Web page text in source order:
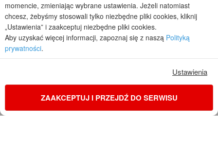
dostosowania ich do Państwa indywidualnych potrzeb korzystamy z
informacji zapisanych za pomocą plików cookies na urządzeniach
końcowych użytkowników. Pliki cookies użytkownik może kontrolować za
pomocą ustawień swojej przeglądarki internetowej. Dalsze korzystanie z
naszego serwisu internetowego, bez zmiany ustawień przeglądarki
internetowej oznacza, iż użytkownik akceptuje stosowanie plików cookies.
Więcej informacji zawartych jest w polityce prywatności.
Regulamin sklepu internetowego
momencie, zmieniając wybrane ustawienia. Jeżeli natomiast
chcesz, żebyśmy stosowali tylko niezbędne pliki cookies, kliknij
„Ustawienia” i zaakceptuj niezbędne pliki cookies.
Aby uzyskać więcej informacji, zapoznaj się z naszą Polityką
prywatności.
Ustawienia
ZAAKCEPTUJ I PRZEJDŹ DO SERWISU